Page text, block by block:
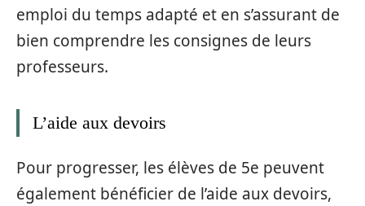
emploi du temps adapté et en s’assurant de
bien comprendre les consignes de leurs
professeurs.
L’aide aux devoirs
Pour progresser, les élèves de 5e peuvent
également bénéficier de l’aide aux devoirs,